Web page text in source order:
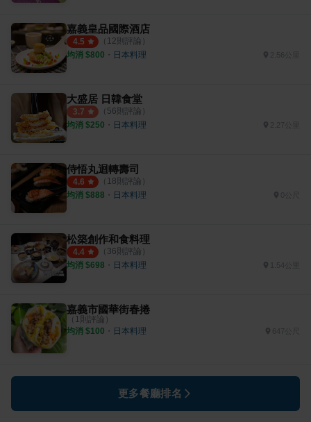
嘉義皇品國際酒店
4.5 （ 12則評論）
均消 $800 ・ 日本料理 2.56公里
大盛居 日韓食堂
3.7 （ 56則評論）
均消 $250 ・ 日本料理 2.27公里
侍悟丸迴轉壽司
4.6 （ 18則評論）
均消 $888 ・ 日本料理
松築創作和食料理
4.4 （ 36則評論）
均消 $698 ・ 日本料理 1.54公里
嘉義市國華街春捲
（ 1則評論）
均消 $100 ・ 日本料理 647公尺
更多餐廳排名